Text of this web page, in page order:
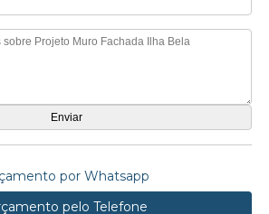
por Whatsapp
pelo Telefone